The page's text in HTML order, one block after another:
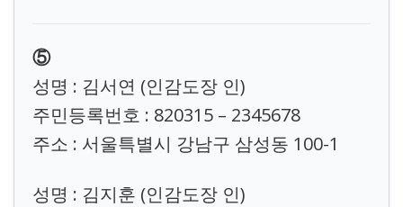
⑤
성명 : 김서연 (인감도장 인)
주민등록번호 : 820315 – 2345678
주소 : 서울특별시 강남구 삼성동 100-1
성명 : 김지훈 (인감도장 인)